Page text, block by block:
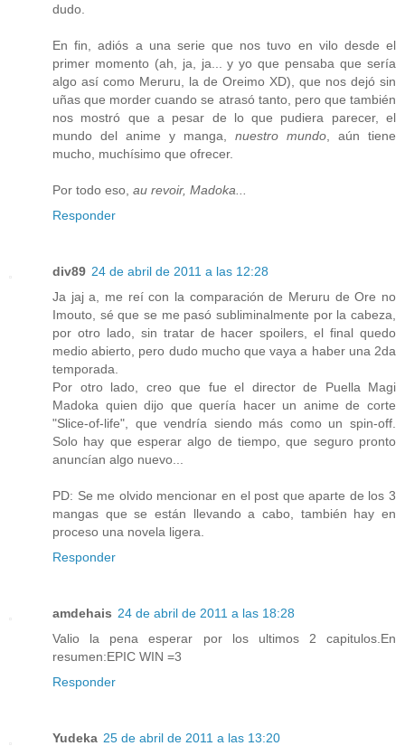
dudo.
En fin, adiós a una serie que nos tuvo en vilo desde el
primer momento (ah, ja, ja... y yo que pensaba que sería
algo así como Meruru, la de Oreimo XD), que nos dejó sin
uñas que morder cuando se atrasó tanto, pero que también
nos mostró que a pesar de lo que pudiera parecer, el
mundo del anime y manga, nuestro mundo , aún tiene
mucho, muchísimo que ofrecer.
Por todo eso, au revoir, Madoka...
Responder
div89 24 de abril de 2011 a las 12:28
Ja jaj a, me reí con la comparación de Meruru de Ore no
Imouto, sé que se me pasó subliminalmente por la cabeza,
por otro lado, sin tratar de hacer spoilers, el final quedo
medio abierto, pero dudo mucho que vaya a haber una 2da
temporada.
Por otro lado, creo que fue el director de Puella Magi
Madoka quien dijo que quería hacer un anime de corte
"Slice-of-life", que vendría siendo más como un spin-off.
Solo hay que esperar algo de tiempo, que seguro pronto
anuncían algo nuevo...
PD: Se me olvido mencionar en el post que aparte de los 3
mangas que se están llevando a cabo, también hay en
proceso una novela ligera.
Responder
amdehais 24 de abril de 2011 a las 18:28
Valio la pena esperar por los ultimos 2 capitulos.En
resumen:EPIC WIN =3
Responder
Yudeka 25 de abril de 2011 a las 13:20